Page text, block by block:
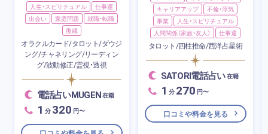
人生・スピリチュアル
仕事運
出会い
家庭問題
就職・転職
復縁
オラクルカード/タロット/ダウジ
ング/チャネリング/リーディン
グ/波動修正/霊視・透視
電話占いMUGEN在籍
1 分 320 円〜
キャリアアップ
不倫・浮気
事業
人生・スピリチュアル
人間関係（家族・友人）
仕事運
タロット/四柱推命/西洋占星術
SATORI電話占い在籍
1 分 270 円〜
口コミや料金を見る